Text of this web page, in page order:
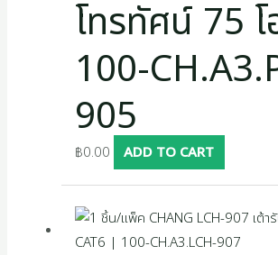
โทรทัศน์ 75
100-
905
฿0.00 ADD TO CART